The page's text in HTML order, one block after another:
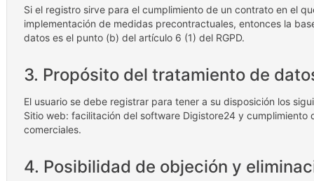
Si el registro sirve para el cumplimiento de un contrato en el
implementación de medidas precontractuales, entonces la
datos es el punto (b) del artículo 6 (1) del RGPD.
3. Propósito del tratamiento de
El usuario se debe registrar para tener a su disposición los
Sitio web: facilitación del software Digistore24 y cumplimiento
comerciales.
4. Posibilidad de objeción y